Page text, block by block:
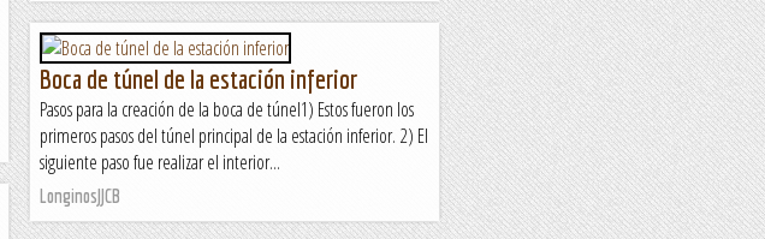
Boca de túnel de la estación inferior
Pasos para la creación de la boca de túnel1) Estos fueron los
primeros pasos del túnel principal de la estación inferior. 2) El
siguiente paso fue realizar el interior...
LonginosJJCB